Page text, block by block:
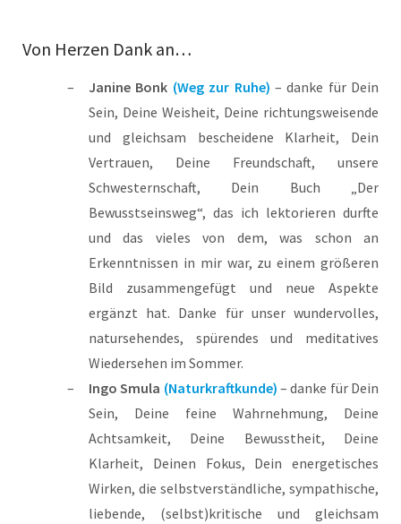
Von Herzen Dank an…
Janine Bonk (Weg zur Ruhe) – danke für Dein
Sein, Deine Weisheit, Deine richtungsweisende
und gleichsam bescheidene Klarheit, Dein
Vertrauen, Deine Freundschaft, unsere
Schwesternschaft, Dein Buch „Der
Bewusstseinsweg“, das ich lektorieren durfte
und das vieles von dem, was schon an
Erkenntnissen in mir war, zu einem größeren
Bild zusammengefügt und neue Aspekte
ergänzt hat. Danke für unser wundervolles,
natursehendes, spürendes und meditatives
Wiedersehen im Sommer.
Ingo Smula (Naturkraftkunde) – danke für Dein
Sein, Deine feine Wahrnehmung, Deine
Achtsamkeit, Deine Bewusstheit, Deine
Klarheit, Deinen Fokus, Dein energetisches
Wirken, die selbstverständliche, sympathische,
liebende, (selbst)kritische und gleichsam